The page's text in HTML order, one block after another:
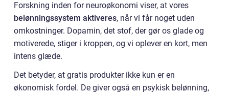
Forskning inden for neuroøkonomi viser, at vores
belønningssystem aktiveres, når vi får noget uden
omkostninger. Dopamin, det stof, der gør os glade og
motiverede, stiger i kroppen, og vi oplever en kort, men
intens glæde.
Det betyder, at gratis produkter ikke kun er en
økonomisk fordel. De giver også en psykisk belønning,